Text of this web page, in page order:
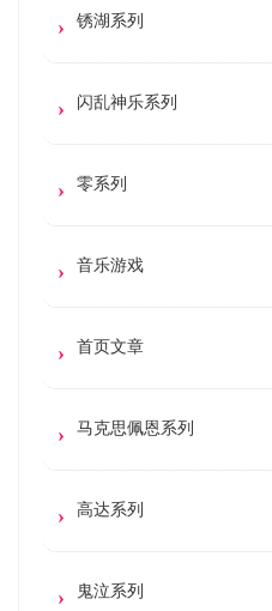
锈湖系列
闪乱神乐系列
零系列
音乐游戏
首页文章
马克思佩恩系列
高达系列
鬼泣系列